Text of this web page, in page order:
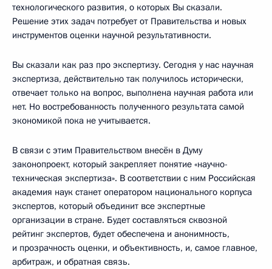
технологического развития, о которых Вы сказали.
Решение этих задач потребует от Правительства и новых
инструментов оценки научной результативности.
Вы сказали как раз про экспертизу. Сегодня у нас научная
экспертиза, действительно так получилось исторически,
отвечает только на вопрос, выполнена научная работа или
нет. Но востребованность полученного результата самой
экономикой пока не учитывается.
В связи с этим Правительством внесён в Думу
законопроект, который закрепляет понятие «научно-
техническая экспертиза». В соответствии с ним Российская
академия наук станет оператором национального корпуса
экспертов, который объединит все экспертные
организации в стране. Будет составляться сквозной
рейтинг экспертов, будет обеспечена и анонимность,
и прозрачность оценки, и объективность, и, самое главное,
арбитраж, и обратная связь.